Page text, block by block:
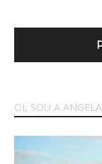
OI, SOU A